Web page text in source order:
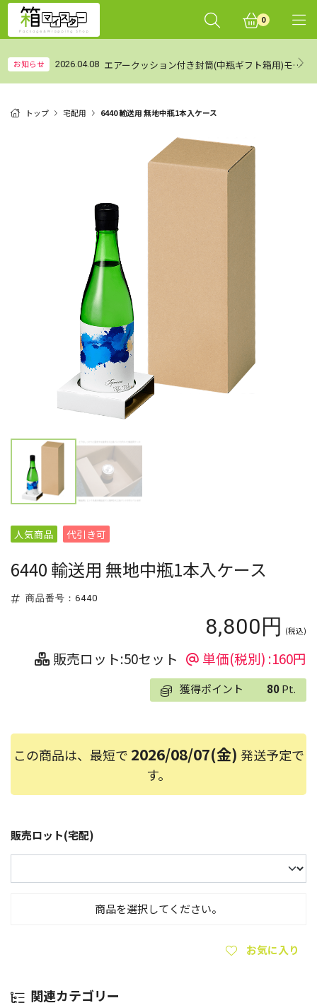
0
お知らせ 2026.04.08 エアークッション付き封筒(中瓶ギフト箱用)モニターレビュー集計結果（まとめ）
トップ 宅配用 6440 輸送用 無地中瓶1本入ケース
人気商品 代引き可
6440 輸送用 無地中瓶1本入ケース
商品番号：6440
8,800円 (税込)
販売ロット:50セット 単価(税別) :160円
獲得ポイント 80Pt.
この商品は、最短で 2026/08/07(金) 発送予定で
す。
販売ロット(宅配)
商品を選択してください。
お気に入り
関連カテゴリー